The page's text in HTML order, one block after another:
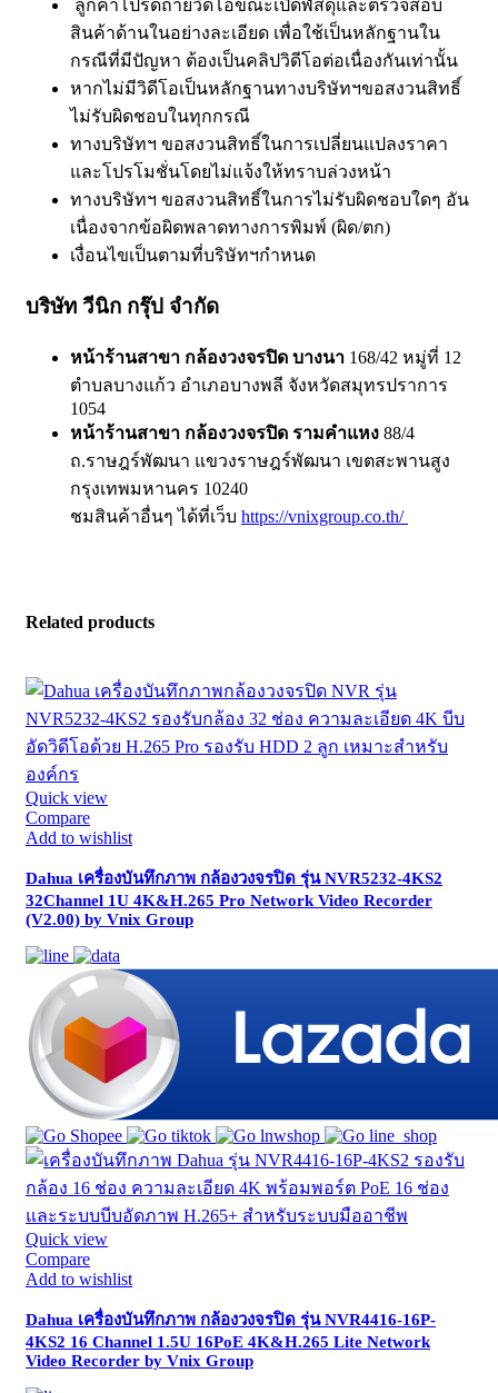
ลูกค้าโปรดถ่ายวิดีโอขณะเปิดพัสดุและตรวจสอบ
สินค้าด้านในอย่างละเอียด เพื่อใช้เป็นหลักฐานใน
กรณีที่มีปัญหา ต้องเป็นคลิปวิดีโอต่อเนื่องกันเท่านั้น
หากไม่มีวิดีโอเป็นหลักฐานทางบริษัทฯขอสงวนสิทธิ์
ไม่รับผิดชอบในทุกกรณี
ทางบริษัทฯ ขอสงวนสิทธิ์ในการเปลี่ยนแปลงราคา
และโปรโมชั่นโดยไม่แจ้งให้ทราบล่วงหน้า
ทางบริษัทฯ ขอสงวนสิทธิ์ในการไม่รับผิดชอบใดๆ อัน
เนื่องจากข้อผิดพลาดทางการพิมพ์ (ผิด/ตก)
เงื่อนไขเป็นตามที่บริษัทฯกำหนด
บริษัท วีนิก กรุ๊ป จำกัด
หน้าร้านสาขา กล้องวงจรปิด บางนา 168/42 หมู่ที่ 12
ตำบลบางแก้ว อำเภอบางพลี จังหวัดสมุทรปราการ
1054
หน้าร้านสาขา กล้องวงจรปิด รามคำแหง 88/4
ถ.ราษฎร์พัฒนา แขวงราษฎร์พัฒนา เขตสะพานสูง
กรุงเทพมหานคร 10240
ชมสินค้าอื่นๆ ได้ที่เว็บ https://vnixgroup.co.th/
Related products
Quick view
Compare
Add to wishlist
Dahua เครื่องบันทึกภาพ กล้องวงจรปิด รุ่น NVR5232-4KS2
32Channel 1U 4K&H.265 Pro Network Video Recorder
(V2.00) by Vnix Group
Quick view
Compare
Add to wishlist
Dahua เครื่องบันทึกภาพ กล้องวงจรปิด รุ่น NVR4416-16P-
4KS2 16 Channel 1.5U 16PoE 4K&H.265 Lite Network
Video Recorder by Vnix Group